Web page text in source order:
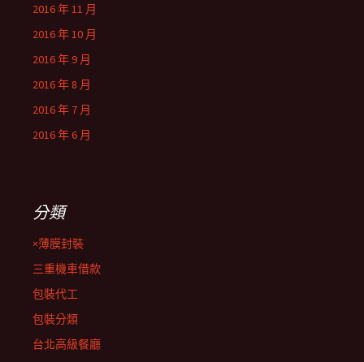
2016 年 11 月
2016 年 10 月
2016 年 9 月
2016 年 8 月
2016 年 7 月
2016 年 6 月
分類
×薄膜封裝
三重機車借款
包裝代工
包裝分類
台北高級餐廳